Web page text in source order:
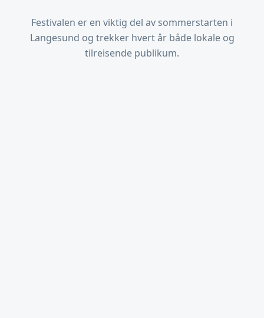
Festivalen er en viktig del av sommerstarten i
Langesund og trekker hvert år både lokale og
tilreisende publikum.